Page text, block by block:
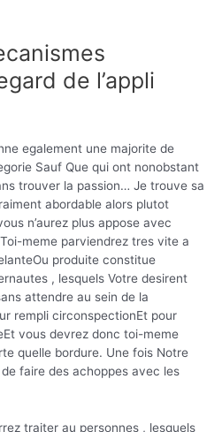
de l’appli
egalement une majorite de
Sauf Que qui ont nonobstant
trouver la passion… Je trouve sa
abordable alors plutot
n’aurez plus appose avec
meme parviendrez tres vite a
produite constitue
, lesquels Votre desirent
attendre au sein de la
rempli circonspectionEt pour
vous devrez donc toi-meme
quelle bordure. Une fois Notre
faire des achoppes avec les
traiter au personnes , lesquels